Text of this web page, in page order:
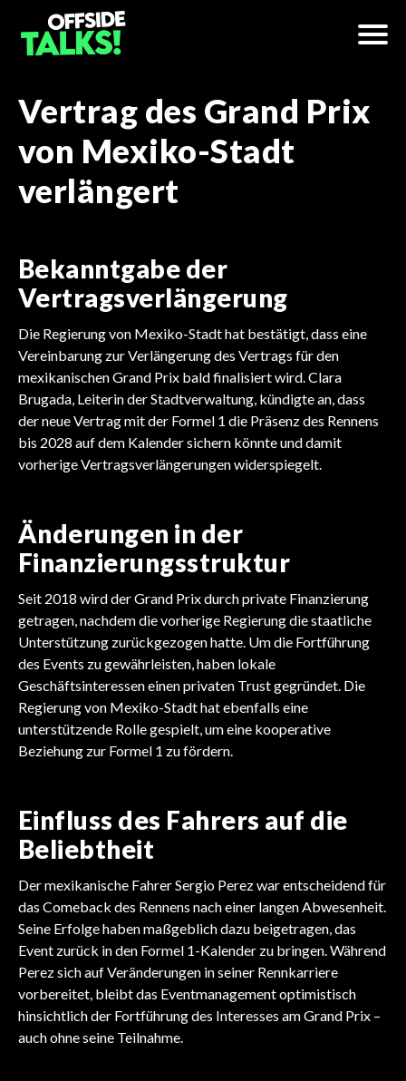
Vertrag des Grand Prix
von Mexiko-Stadt
verlängert
Bekanntgabe der
Vertragsverlängerung
Die Regierung von Mexiko-Stadt hat bestätigt, dass eine
Vereinbarung zur Verlängerung des Vertrags für den
mexikanischen Grand Prix bald finalisiert wird. Clara
Brugada, Leiterin der Stadtverwaltung, kündigte an, dass
der neue Vertrag mit der Formel 1 die Präsenz des Rennens
bis 2028 auf dem Kalender sichern könnte und damit
vorherige Vertragsverlängerungen widerspiegelt.
Änderungen in der
Finanzierungsstruktur
Seit 2018 wird der Grand Prix durch private Finanzierung
getragen, nachdem die vorherige Regierung die staatliche
Unterstützung zurückgezogen hatte. Um die Fortführung
des Events zu gewährleisten, haben lokale
Geschäftsinteressen einen privaten Trust gegründet. Die
Regierung von Mexiko-Stadt hat ebenfalls eine
unterstützende Rolle gespielt, um eine kooperative
Beziehung zur Formel 1 zu fördern.
Einfluss des Fahrers auf die
Beliebtheit
Der mexikanische Fahrer Sergio Perez war entscheidend für
das Comeback des Rennens nach einer langen Abwesenheit.
Seine Erfolge haben maßgeblich dazu beigetragen, das
Event zurück in den Formel 1-Kalender zu bringen. Während
Perez sich auf Veränderungen in seiner Rennkarriere
vorbereitet, bleibt das Eventmanagement optimistisch
hinsichtlich der Fortführung des Interesses am Grand Prix –
auch ohne seine Teilnahme.